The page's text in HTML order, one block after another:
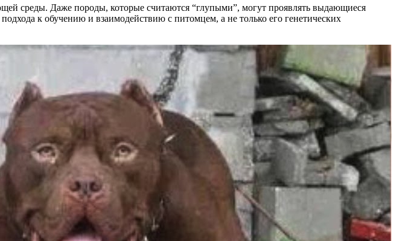
среды. Даже породы, которые считаются “глупыми”, могут проявлять выдающиеся
к обучению и взаимодействию с питомцем, а не только его генетических